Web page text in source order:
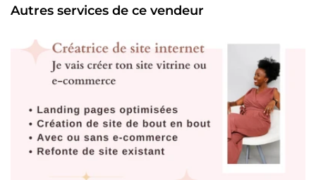
marketing digital, je souhaite vous accompagner dans la
création de votre site internet et vous permettre de
Autres services de ce vendeur